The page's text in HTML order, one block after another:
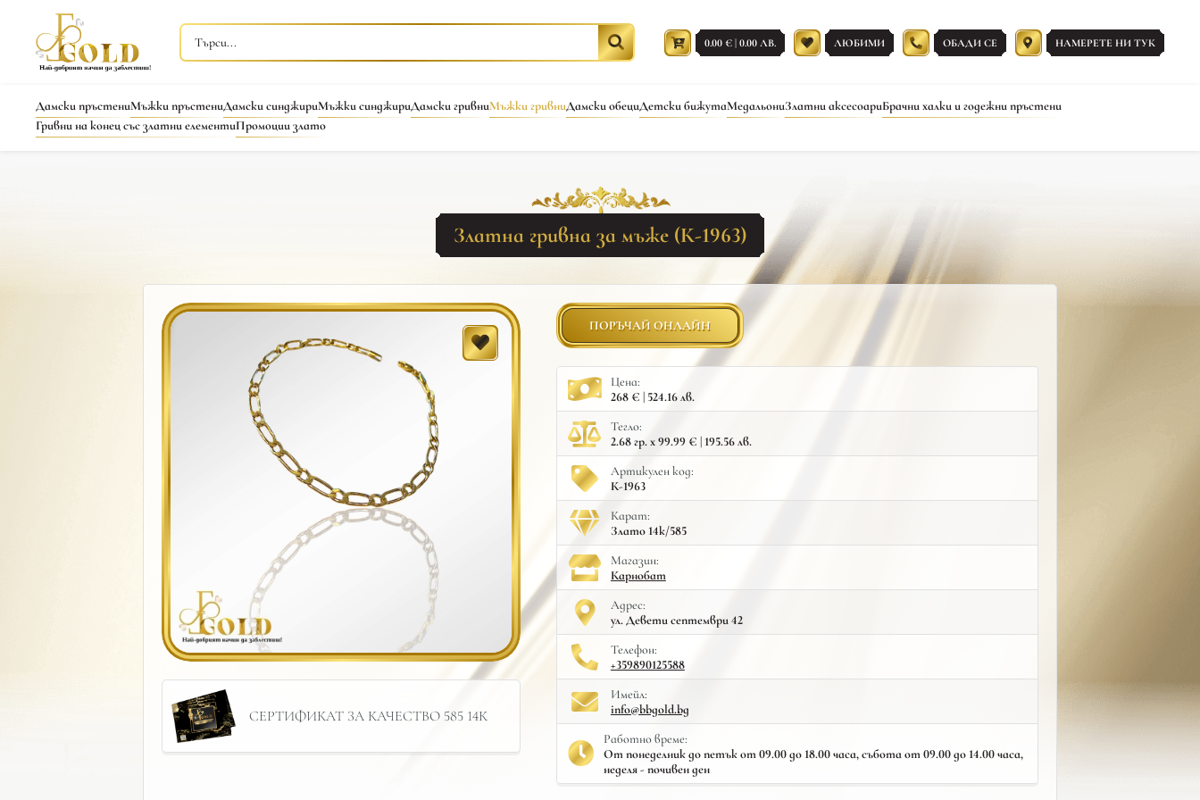
0.00 € | 0.00 ЛВ. ЛЮБИМИ ОБАДИ СЕ НАМЕРЕТЕ НИ ТУК
Дамски пръстениМъжки пръстениДамски синджириМъжки синджириДамски гривниМъжки гривниДамски обециДетски бижутаМедальониЗлатни аксесоариБрачни халки и годежни пръстени
Гривни на конец със златни елементиПромоции злато
Златна гривна за мъже (К-1963)
СЕРТИФИКАТ ЗА КАЧЕСТВО 585 14К
ПОРЪЧАЙ ОНЛАЙН
Цена:
268 € | 524.16 лв.
Тегло:
2.68 гр. x 99.99 € | 195.56 лв.
Артикулен код:
К-1963
Карат:
Злато 14к/585
Mагазин:
Карнобат
Адрес:
ул. Девети септември 42
Телефон:
+359890125588
Имейл:
info@bbgold.bg
Работно време:
От понеделник до петък от 09.00 до 18.00 часа, събота от 09.00 до 14.00 часа,
неделя - почивен ден